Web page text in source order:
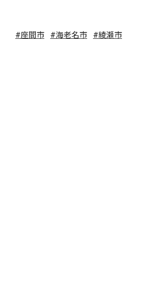
#座間市 #海老名市 #綾瀬市